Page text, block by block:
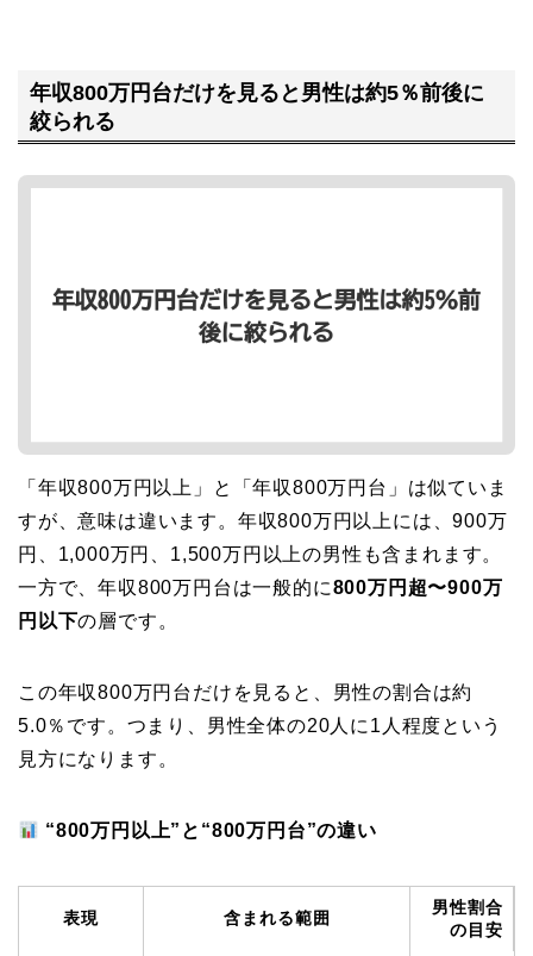
年収800万円台だけを見ると男性は約5％前後に
絞られる
「年収800万円以上」と「年収800万円台」は似ていま
すが、意味は違います。年収800万円以上には、900万
円、1,000万円、1,500万円以上の男性も含まれます。
一方で、年収800万円台は一般的に800万円超〜900万
円以下の層です。
この年収800万円台だけを見ると、男性の割合は約
5.0％です。つまり、男性全体の20人に1人程度という
見方になります。
“800万円以上”と“800万円台”の違い
表現 含まれる範囲
男性割合
の目安